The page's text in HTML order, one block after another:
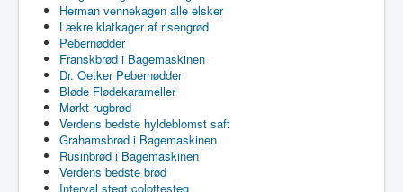
Herman vennekagen alle elsker
Lækre klatkager af risengrød
Pebernødder
Franskbrød i Bagemaskinen
Dr. Oetker Pebernødder
Bløde Flødekarameller
Mørkt rugbrød
Verdens bedste hyldeblomst saft
Grahamsbrød i Bagemaskinen
Rusinbrød i Bagemaskinen
Verdens bedste brød
Interval stegt colottesteg